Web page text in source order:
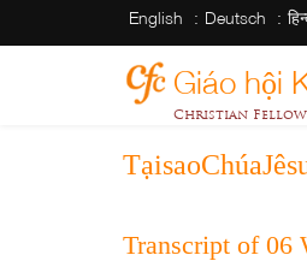
English Deutsch
Giáo hội
Christian
Transcript of 06